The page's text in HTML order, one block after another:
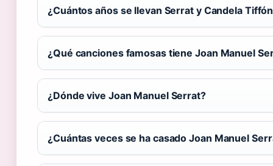
¿Cuántos años se llevan Serrat y Candela
¿Qué canciones famosas tiene Joan Manuel
¿Dónde vive Joan Manuel Serrat?
¿Cuántas veces se ha casado Joan Manuel